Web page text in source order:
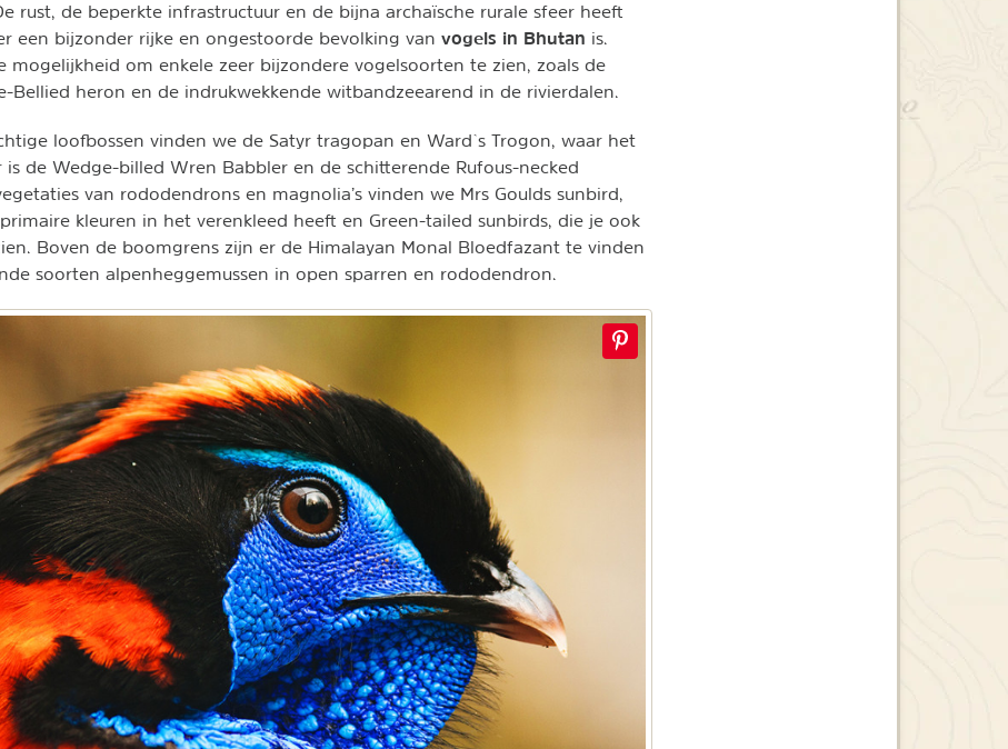
rust, de beperkte infrastructuur en de bijna archaïsche rurale sfeer heeft
een bijzonder rijke en ongestoorde bevolking van vogels in Bhutan is.
mogelijkheid om enkele zeer bijzondere vogelsoorten te zien, zoals de
Bellied heron en de indrukwekkende witbandzeearend in de rivierdalen.
loofbossen vinden we de Satyr tragopan en Ward`s Trogon, waar het
is de Wedge-billed Wren Babbler en de schitterende Rufous-necked
van rododendrons en magnolia’s vinden we Mrs Goulds sunbird,
kleuren in het verenkleed heeft en Green-tailed sunbirds, die je ook
Boven de boomgrens zijn er de Himalayan Monal Bloedfazant te vinden
soorten alpenheggemussen in open sparren en rododendron.